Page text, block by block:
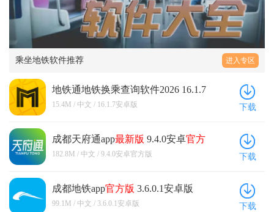
乘坐地铁软件推荐 进入专区
地铁通地铁换乘查询软件2026 16.1.7
安卓版
15.4M / 中文 / 16.1.7安卓版 下载
成都天府通app最新版 9.4.0安卓官方
版
182.8M / 中文 / 9.4.0安卓官方版 下载
成都地铁app官方版 3.6.0.1安卓版
99.1M / 中文 / 3.6.0.1安卓版 下载